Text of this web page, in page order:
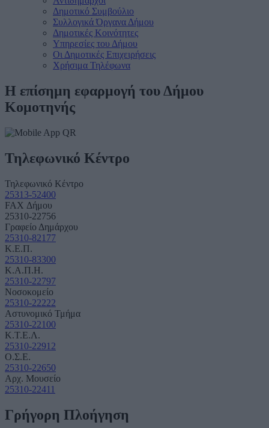
Δημοτικό Συμβούλιο
Συλλογικά Όργανα Δήμου
Δημοτικές Κοινότητες
Υπηρεσίες του Δήμου
Οι Δημοτικές Επιχειρήσεις
Χρήσιμα Τηλέφωνα
Η επίσημη εφαρμογή του Δήμου
Κομοτηνής
Τηλεφωνικό Κέντρο
Τηλεφωνικό Κέντρο
25313-52400
FAX Δήμου
25310-22756
Γραφείο Δημάρχου
25310-82177
Κ.Ε.Π.
25310-83300
Κ.Α.Π.Η.
25310-22797
Νοσοκομείο
25310-22222
Αστυνομικό Τμήμα
25310-22100
Κ.Τ.Ε.Λ.
25310-22912
Ο.Σ.Ε.
25310-22650
Αρχ. Μουσείο
25310-22411
Γρήγορη Πλοήγηση